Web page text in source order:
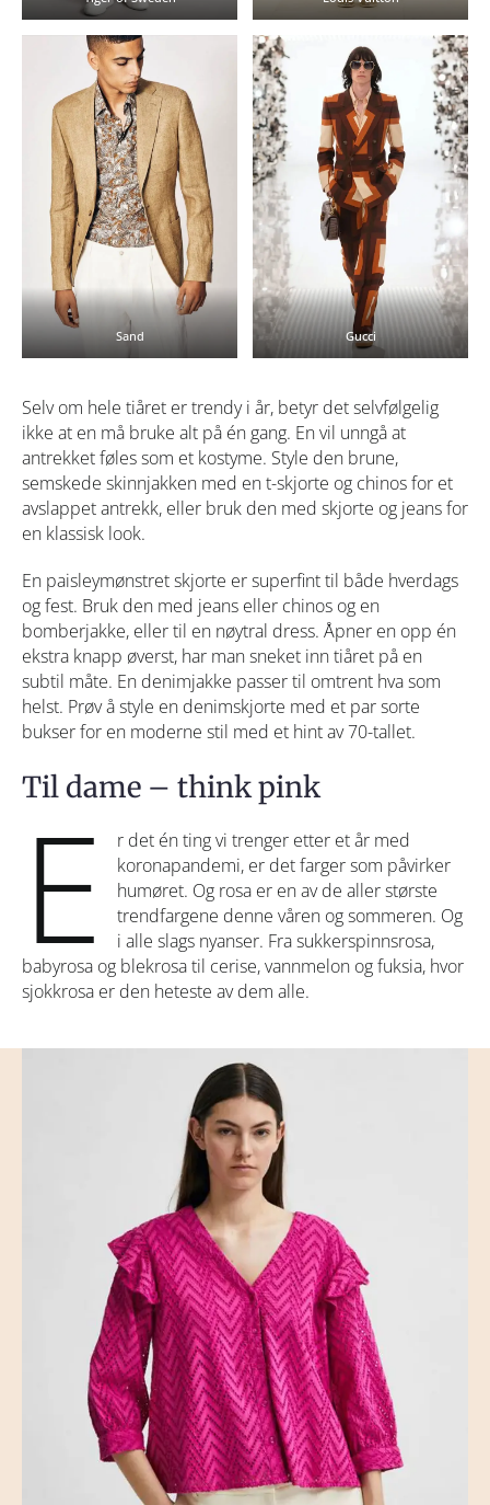
Sand Gucci
Selv om hele tiåret er trendy i år, betyr det selvfølgelig
ikke at en må bruke alt på én gang. En vil unngå at
antrekket føles som et kostyme. Style den brune,
semskede skinnjakken med en t-skjorte og chinos for et
avslappet antrekk, eller bruk den med skjorte og jeans for
en klassisk look.
En paisleymønstret skjorte er superfint til både hverdags
og fest. Bruk den med jeans eller chinos og en
bomberjakke, eller til en nøytral dress. Åpner en opp én
ekstra knapp øverst, har man sneket inn tiåret på en
subtil måte. En denimjakke passer til omtrent hva som
helst. Prøv å style en denimskjorte med et par sorte
bukser for en moderne stil med et hint av 70-tallet.
Til dame – think pink
E
r det én ting vi trenger etter et år med
koronapandemi, er det farger som påvirker
humøret. Og rosa er en av de aller største
trendfargene denne våren og sommeren. Og
i alle slags nyanser. Fra sukkerspinnsrosa,
babyrosa og blekrosa til cerise, vannmelon og fuksia, hvor
sjokkrosa er den heteste av dem alle.